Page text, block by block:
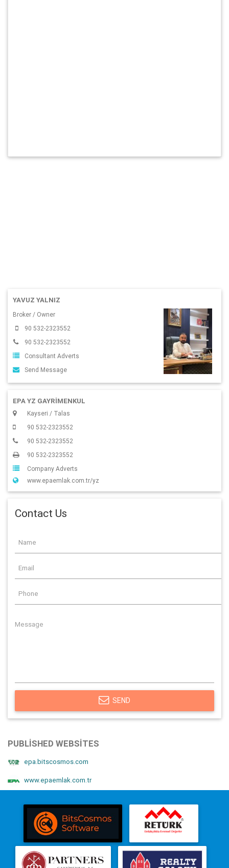
YAVUZ YALNIZ
Broker / Owner
90 532-2323552
90 532-2323552
Consultant Adverts
Send Message
EPA YZ GAYRİMENKUL
Kayseri / Talas
90 532-2323552
90 532-2323552
90 532-2323552
Company Adverts
www.epaemlak.com.tr/yz
Contact Us
SEND
PUBLISHED WEBSITES
epa.bitscosmos.com
www.epaemlak.com.tr